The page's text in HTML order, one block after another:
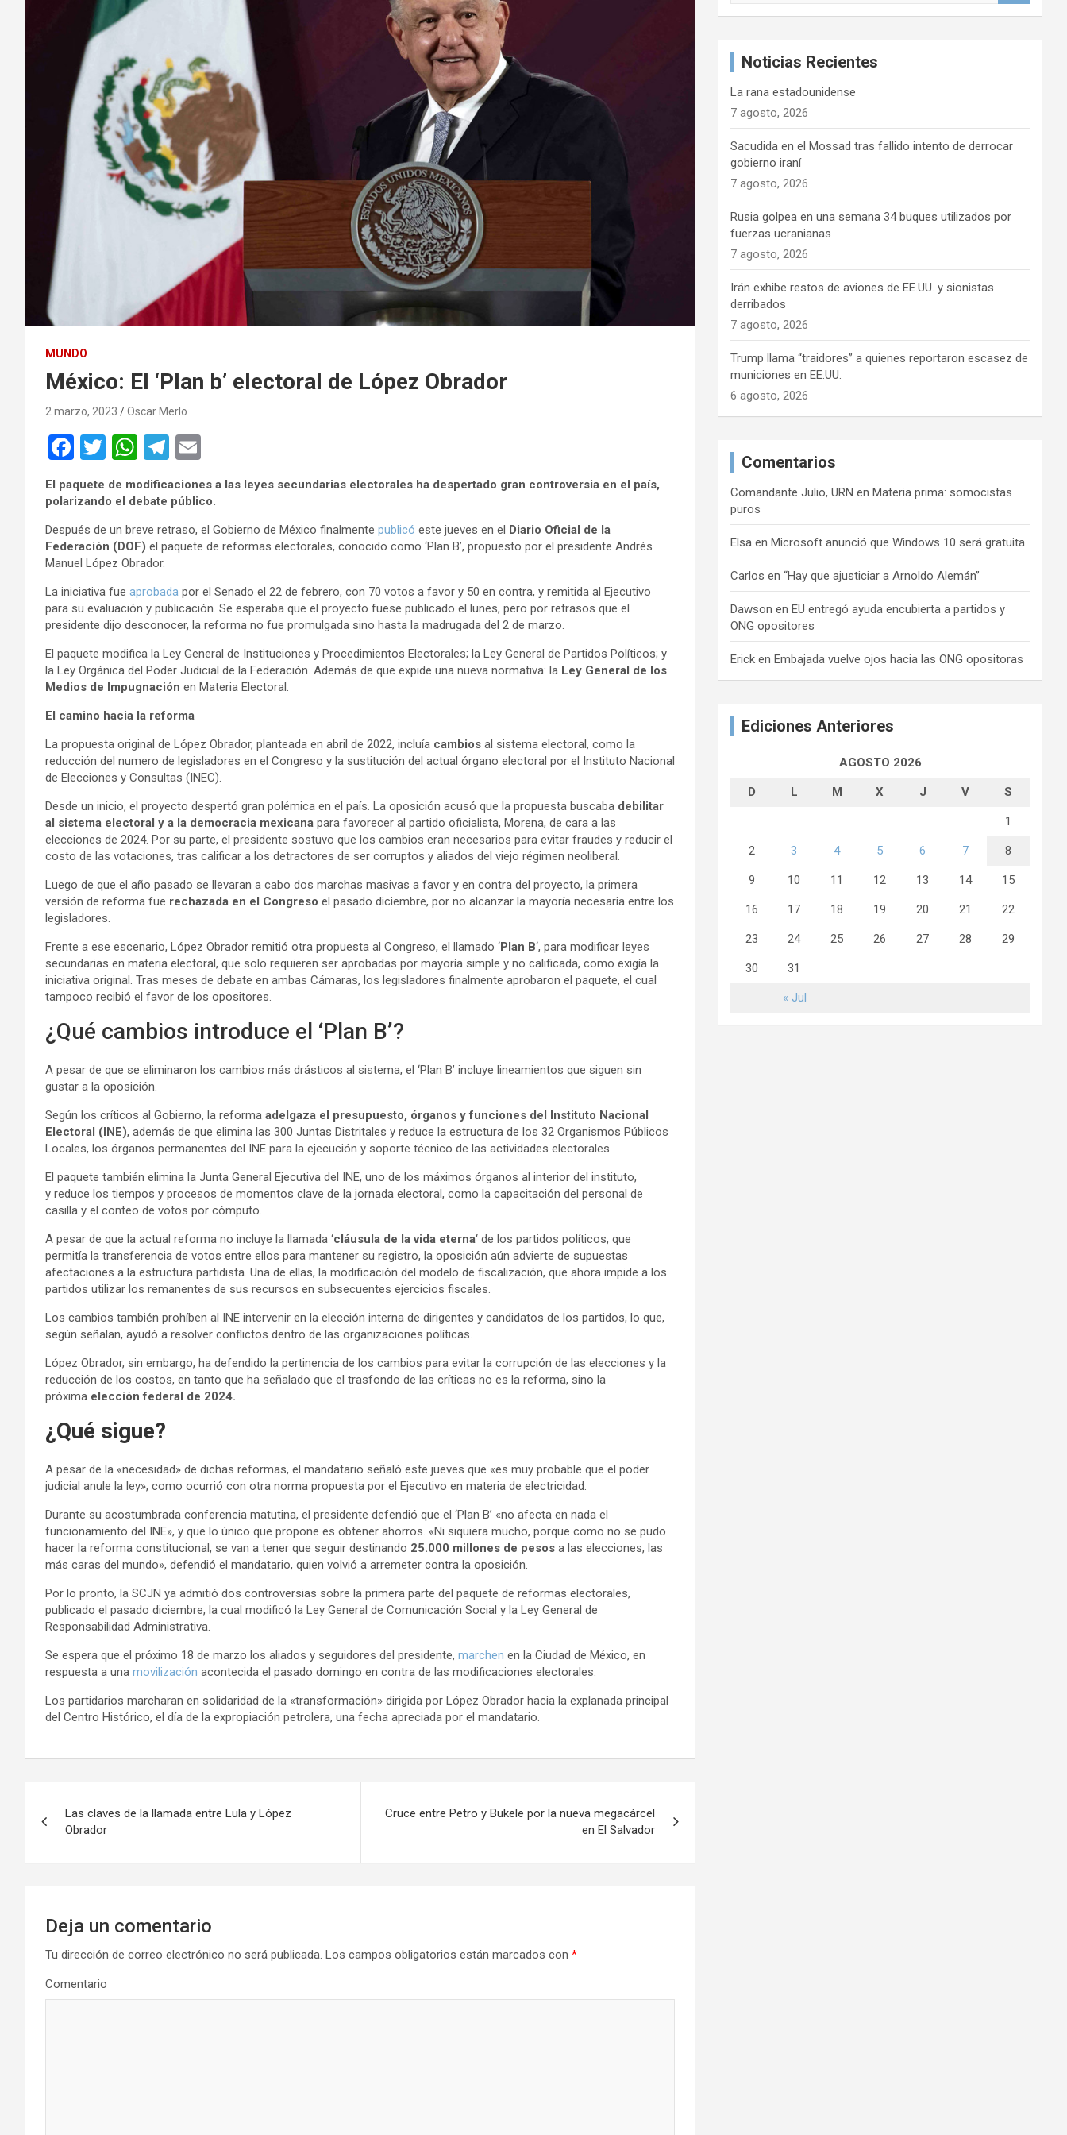
MUNDO
México: El ‘Plan b’ electoral de López Obrador
2 marzo, 2023 Oscar Merlo
F
ce
b
o
o
k
T
wi
tt
er
W
h
at
s
A
p
p
T
el
e
gr
a
ail
El paquete de modificaciones a las leyes secundarias electorales ha despertado gran controversia en el país,
polarizando el debate público.
Después de un breve retraso, el Gobierno de México finalmente publicó este jueves en el
Diario Oficial de la
Federación (DOF) el paquete de reformas electorales, conocido como ‘Plan B’, propuesto por el presidente Andrés
Manuel López Obrador.
La iniciativa fue aprobada por el Senado el 22 de febrero, con 70 votos a favor y 50 en contra, y remitida al Ejecutivo
para su evaluación y publicación. Se esperaba que el proyecto fuese publicado el lunes, pero por retrasos que el
presidente dijo desconocer, la reforma no fue promulgada sino hasta la madrugada del 2 de marzo.
El paquete modifica la Ley General de Instituciones y Procedimientos Electorales; la Ley General de Partidos Políticos; y
la Ley Orgánica del Poder Judicial de la Federación. Además de que expide una nueva normativa: la Ley General de los
Medios de Impugnación en Materia Electoral.
El camino hacia la reforma
La propuesta original de López Obrador, planteada en abril de 2022, incluía cambios al sistema electoral, como la
reducción del numero de legisladores en el Congreso y la sustitución del actual órgano electoral por el Instituto Nacional
de Elecciones y Consultas (INEC).
Desde un inicio, el proyecto despertó gran polémica en el país. La oposición acusó que la propuesta buscaba debilitar
al sistema electoral y a la democracia mexicana para favorecer al partido oficialista, Morena, de cara a las
elecciones de 2024. Por su parte, el presidente sostuvo que los cambios eran necesarios para evitar fraudes y reducir el
costo de las votaciones, tras calificar a los detractores de ser corruptos y aliados del viejo régimen neoliberal.
Luego de que el año pasado se llevaran a cabo dos marchas masivas a favor y en contra del proyecto, la primera
versión de reforma fue rechazada en el Congreso el pasado diciembre, por no alcanzar la mayoría necesaria entre los
legisladores.
Frente a ese escenario, López Obrador remitió otra propuesta al Congreso, el llamado ‘Plan B‘, para modificar leyes
secundarias en materia electoral, que solo requieren ser aprobadas por mayoría simple y no calificada, como exigía la
iniciativa original. Tras meses de debate en ambas Cámaras, los legisladores finalmente aprobaron el paquete, el cual
tampoco recibió el favor de los opositores.
¿Qué cambios introduce el ‘Plan B’?
A pesar de que se eliminaron los cambios más drásticos al sistema, el ‘Plan B’ incluye lineamientos que siguen sin
gustar a la oposición.
Según los críticos al Gobierno, la reforma adelgaza el presupuesto, órganos y funciones del Instituto Nacional
Electoral (INE), además de que elimina las 300 Juntas Distritales y reduce la estructura de los 32 Organismos Públicos
Locales, los órganos permanentes del INE para la ejecución y soporte técnico de las actividades electorales.
El paquete también elimina la Junta General Ejecutiva del INE, uno de los máximos órganos al interior del instituto,
y reduce los tiempos y procesos de momentos clave de la jornada electoral, como la capacitación del personal de
casilla y el conteo de votos por cómputo.
A pesar de que la actual reforma no incluye la llamada ‘cláusula de la vida eterna‘ de los partidos políticos, que
permitía la transferencia de votos entre ellos para mantener su registro, la oposición aún advierte de supuestas
afectaciones a la estructura partidista. Una de ellas, la modificación del modelo de fiscalización, que ahora impide a los
partidos utilizar los remanentes de sus recursos en subsecuentes ejercicios fiscales.
Los cambios también prohíben al INE intervenir en la elección interna de dirigentes y candidatos de los partidos, lo que,
según señalan, ayudó a resolver conflictos dentro de las organizaciones políticas.
López Obrador, sin embargo, ha defendido la pertinencia de los cambios para evitar la corrupción de las elecciones y la
reducción de los costos, en tanto que ha señalado que el trasfondo de las críticas no es la reforma, sino la
próxima elección federal de 2024.
¿Qué sigue?
A pesar de la «necesidad» de dichas reformas, el mandatario señaló este jueves que «es muy probable que el poder
judicial anule la ley», como ocurrió con otra norma propuesta por el Ejecutivo en materia de electricidad.
Durante su acostumbrada conferencia matutina, el presidente defendió que el ‘Plan B’ «no afecta en nada el
funcionamiento del INE», y que lo único que propone es obtener ahorros. «Ni siquiera mucho, porque como no se pudo
hacer la reforma constitucional, se van a tener que seguir destinando 25.000 millones de pesos a las elecciones, las
más caras del mundo», defendió el mandatario, quien volvió a arremeter contra la oposición.
Por lo pronto, la SCJN ya admitió dos controversias sobre la primera parte del paquete de reformas electorales,
publicado el pasado diciembre, la cual modificó la Ley General de Comunicación Social y la Ley General de
Responsabilidad Administrativa.
Se espera que el próximo 18 de marzo los aliados y seguidores del presidente, marchen en la Ciudad de México, en
respuesta a una movilización acontecida el pasado domingo en contra de las modificaciones electorales.
Los partidarios marcharan en solidaridad de la «transformación» dirigida por López Obrador hacia la explanada principal
del Centro Histórico, el día de la expropiación petrolera, una fecha apreciada por el mandatario.
v
Las claves de la llamada entre Lula y López
Obrador
Cruce entre Petro y Bukele por la nueva megacárcel
en El Salvador
Deja un comentario
Tu dirección de correo electrónico no será publicada. Los campos obligatorios están marcados con *
Comentario
Noticias Recientes
La rana estadounidense
7 agosto, 2026
Sacudida en el Mossad tras fallido intento de derrocar
gobierno iraní
7 agosto, 2026
Rusia golpea en una semana 34 buques utilizados por
fuerzas ucranianas
7 agosto, 2026
Irán exhibe restos de aviones de EE.UU. y sionistas
derribados
7 agosto, 2026
Trump llama “traidores” a quienes reportaron escasez de
municiones en EE.UU.
6 agosto, 2026
Comentarios
Comandante Julio, URN en Materia prima: somocistas
puros
Elsa en Microsoft anunció que Windows 10 será gratuita
Carlosen“Hay que ajusticiar a Arnoldo Alemán”
Dawson en EU entregó ayuda encubierta a partidos y
ONG opositores
Erick en Embajada vuelve ojos hacia las ONG opositoras
Ediciones Anteriores
AGOSTO 2026
D L M X J V S
« Jul
1
2 3 4 5 6 7 8
9 10 11 12 13 14 15
16 17 18 19 20 21 22
23 24 25 26 27 28 29
30 31